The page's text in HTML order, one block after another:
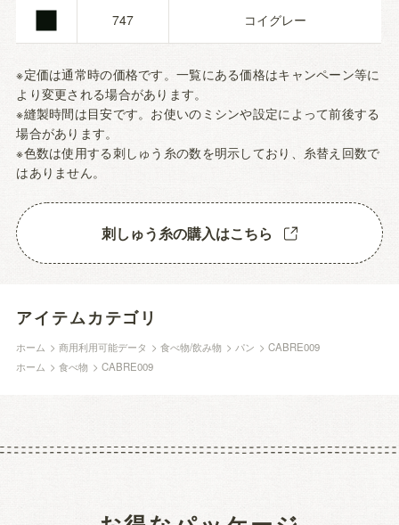
747 コイグレー
※定価は通常時の価格です。一覧にある価格はキャンペーン等に
より変更される場合があります。
※縫製時間は目安です。お使いのミシンや設定によって前後する
場合があります。
※色数は使用する刺しゅう糸の数を明示しており、糸替え回数で
はありません。
刺しゅう糸の購入はこちら
アイテムカテゴリ
ホーム >商用利用可能データ >食べ物/飲み物 > パン >CABRE009
ホーム >食べ物 >CABRE009